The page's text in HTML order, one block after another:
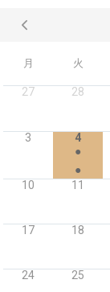
月 火
27 28
3 4
●
●
10 11
17 18
24 25